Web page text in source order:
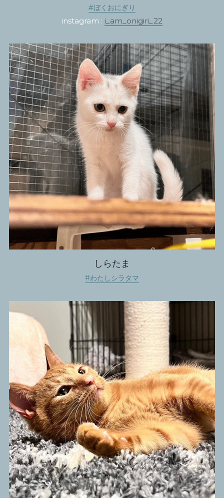
#ぼくおにぎり
instagram : i_am_onigiri_22
しらたま
#わたしシラタマ